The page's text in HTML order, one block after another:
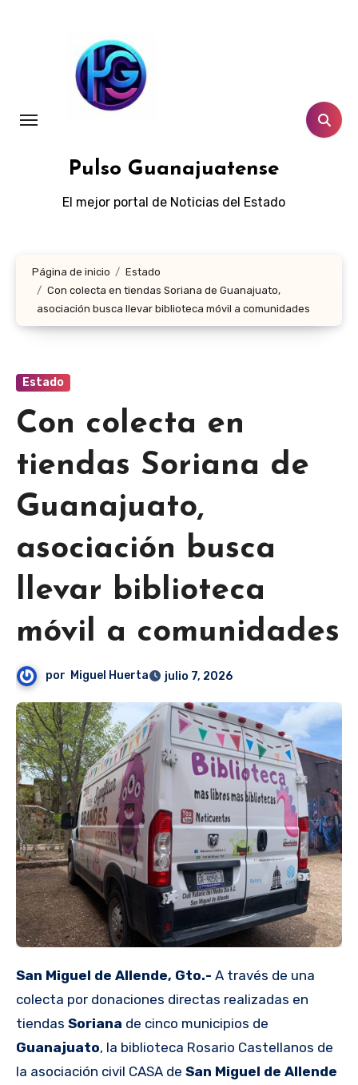
Pulso Guanajuatense
El mejor portal de Noticias del Estado
Página de inicio
Estado
Con colecta en tiendas Soriana de Guanajuato,
asociación busca llevar biblioteca móvil a comunidades
Estado
Con colecta en
tiendas Soriana de
Guanajuato,
asociación busca
llevar biblioteca
móvil a comunidades
por Miguel Huerta julio 7, 2026
San Miguel de Allende, Gto.- A través de una
colecta por donaciones directas realizadas en
tiendas Soriana de cinco municipios de
Guanajuato, la biblioteca Rosario Castellanos de
la asociación civil CASA de San Miguel de Allende